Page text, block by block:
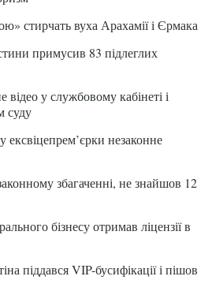
стирчать вуха Арахамії і Єрмака
примусив 83 підлеглих
у службовому кабінеті і
суду
незаконне
збагаченні, не знайшов 12
бізнесу отримав ліцензії в
піддався VIP-бусифікації і пішов